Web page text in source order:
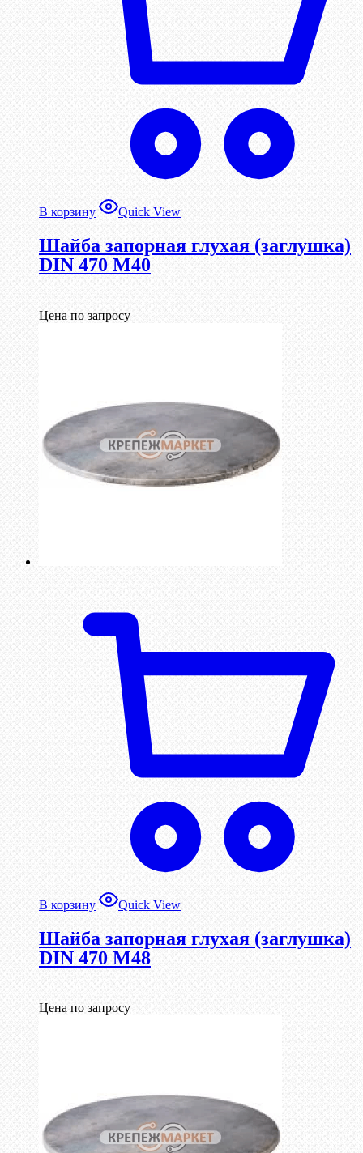
В корзину Quick View
Шайба запорная глухая (заглушка)
DIN 470 М40
Цена по запросу
В корзину Quick View
Шайба запорная глухая (заглушка)
DIN 470 М48
Цена по запросу